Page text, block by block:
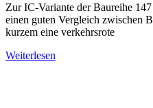
Zur IC-Variante der Baureihe
einen guten Vergleich zwischen
kurzem eine verkehrsrote
Weiterlesen